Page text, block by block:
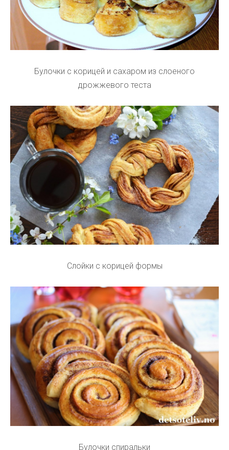
Булочки с корицей и сахаром из слоеного
дрожжевого теста
Слойки с корицей формы
Булочки спиральки